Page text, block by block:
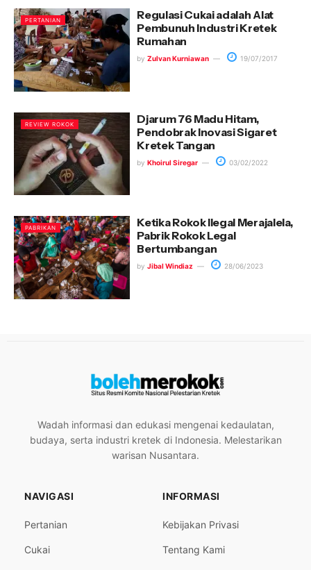
PERTANIAN
Regulasi Cukai adalah Alat
Pembunuh Industri Kretek
Rumahan
by Zulvan Kurniawan 19/07/2017
REVIEW ROKOK
Djarum 76 Madu Hitam,
Pendobrak Inovasi Sigaret
Kretek Tangan
by Khoirul Siregar 03/02/2022
PABRIKAN
Ketika Rokok Ilegal Merajalela,
Pabrik Rokok Legal
Bertumbangan
by Jibal Windiaz 28/06/2023
Wadah informasi dan edukasi mengenai kedaulatan,
budaya, serta industri kretek di Indonesia. Melestarikan
warisan Nusantara.
NAVIGASI
Pertanian
Cukai
INFORMASI
Kebijakan Privasi
Tentang Kami